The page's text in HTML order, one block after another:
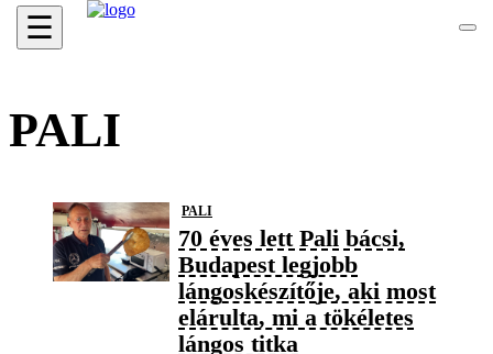
☰
PALI
PALI
70 éves lett Pali bácsi,
Budapest legjobb
lángoskészítője, aki most
elárulta, mi a tökéletes
lángos titka